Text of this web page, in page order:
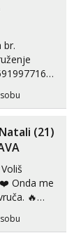
na
vec 5 ...
videa
(21)
Onda me
️‍🔥